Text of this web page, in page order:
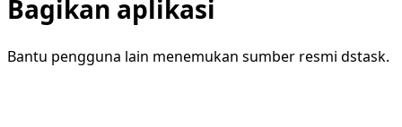
Bagikan aplikasi
Bantu pengguna lain menemukan sumber resmi dstask.